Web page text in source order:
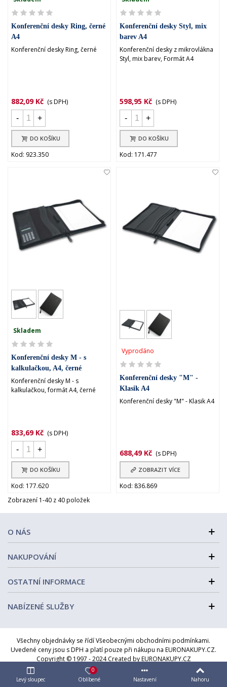
Konferenční desky Ring, černé
A4
Konferenční desky Ring, černé
882,09 Kč (s DPH)
-
+
DO KOŠÍKU
Kod: 923.350
Konferenční desky Styl, mix
barev A4
Konferenční desky z mikrovlákna
Styl, mix barev, Formát A4
598,95 Kč (s DPH)
-
+
DO KOŠÍKU
Kod: 171.477
Skladem
Konferenční desky M - s
kalkulačkou, A4, černé
Konferenční desky M - s
kalkulačkou, formát A4, černé
833,69 Kč (s DPH)
-
+
DO KOŠÍKU
Kod: 177.620
Vyprodáno
Konferenční desky "M" -
Klasik A4
Konferenční desky "M" - Klasik A4
688,49 Kč (s DPH)
ZOBRAZIT VÍCE
Kod: 836.869
Zobrazení 1-40 z 40 položek
O NÁS
NAKUPOVÁNÍ
OSTATNÍ INFORMACE
NABÍZENÉ SLUŽBY
Všechny objednávky se řídí Všeobecnými obchodními podmínkami.
Uvedené ceny jsou s DPH a platí pouze při nákupu na EURONAKUPY.CZ.
Copyright © 1997 - 2024 Created by EURONAKUPY.CZ
Levý sloupec Oblíbené
0
Nastavení Nahoru